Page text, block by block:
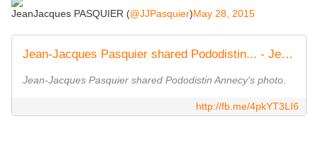
JeanJacques PASQUIER (@JJPasquier)May 28, 2015
Jean-Jacques Pasquier shared Pododistin... - Jean-Jacques Pasquier | Facebook
Jean-Jacques Pasquier shared Pododistin Annecy's photo.
http://fb.me/4pkYT3LI6